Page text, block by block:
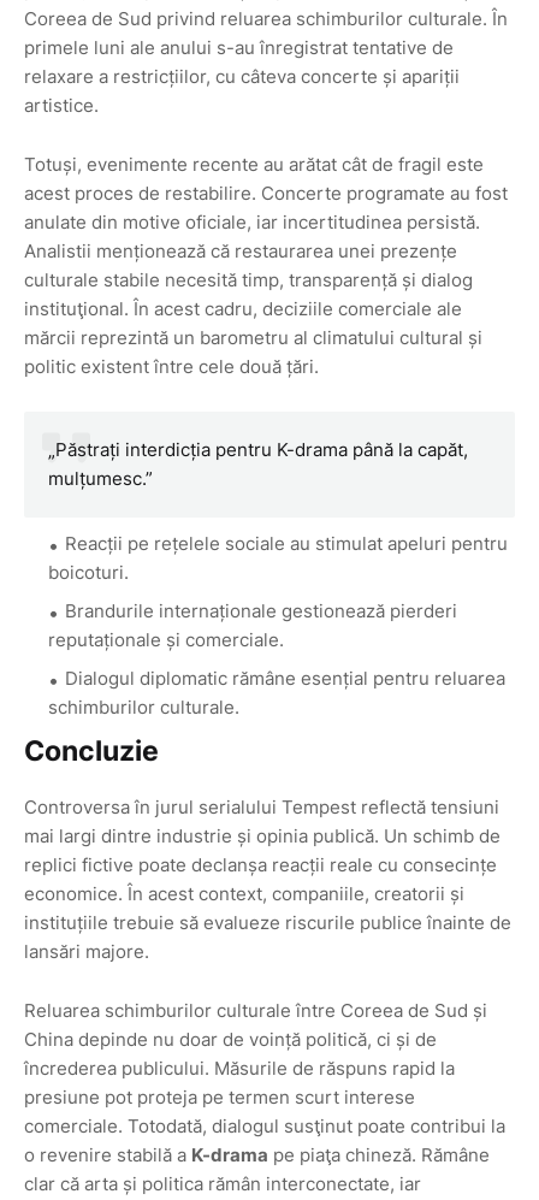
Coreea de Sud privind reluarea schimburilor culturale. În
primele luni ale anului s-au înregistrat tentative de
relaxare a restricțiilor, cu câteva concerte și apariții
artistice.
Totuși, evenimente recente au arătat cât de fragil este
acest proces de restabilire. Concerte programate au fost
anulate din motive oficiale, iar incertitudinea persistă.
Analistii menționează că restaurarea unei prezențe
culturale stabile necesită timp, transparență și dialog
instituţional. În acest cadru, deciziile comerciale ale
mărcii reprezintă un barometru al climatului cultural și
politic existent între cele două țări.
„Păstrați interdicția pentru K-drama până la capăt,
mulțumesc.”
Reacții pe rețelele sociale au stimulat apeluri pentru
boicoturi.
Brandurile internaționale gestionează pierderi
reputaționale și comerciale.
Dialogul diplomatic rămâne esențial pentru reluarea
schimburilor culturale.
Concluzie
Controversa în jurul serialului Tempest reflectă tensiuni
mai largi dintre industrie și opinia publică. Un schimb de
replici fictive poate declanșa reacții reale cu consecințe
economice. În acest context, companiile, creatorii și
instituțiile trebuie să evalueze riscurile publice înainte de
lansări majore.
Reluarea schimburilor culturale între Coreea de Sud și
China depinde nu doar de voință politică, ci și de
încrederea publicului. Măsurile de răspuns rapid la
presiune pot proteja pe termen scurt interese
comerciale. Totodată, dialogul susţinut poate contribui la
o revenire stabilă a K-drama pe piaţa chineză. Rămâne
clar că arta și politica rămân interconectate, iar